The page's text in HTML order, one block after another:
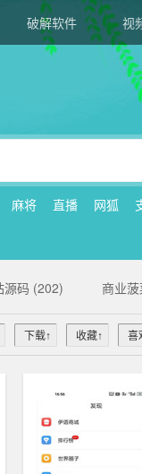
破解软件 视
麻将 直播 网狐
源码 (202) 商业
下载↑ 收藏↑ 喜